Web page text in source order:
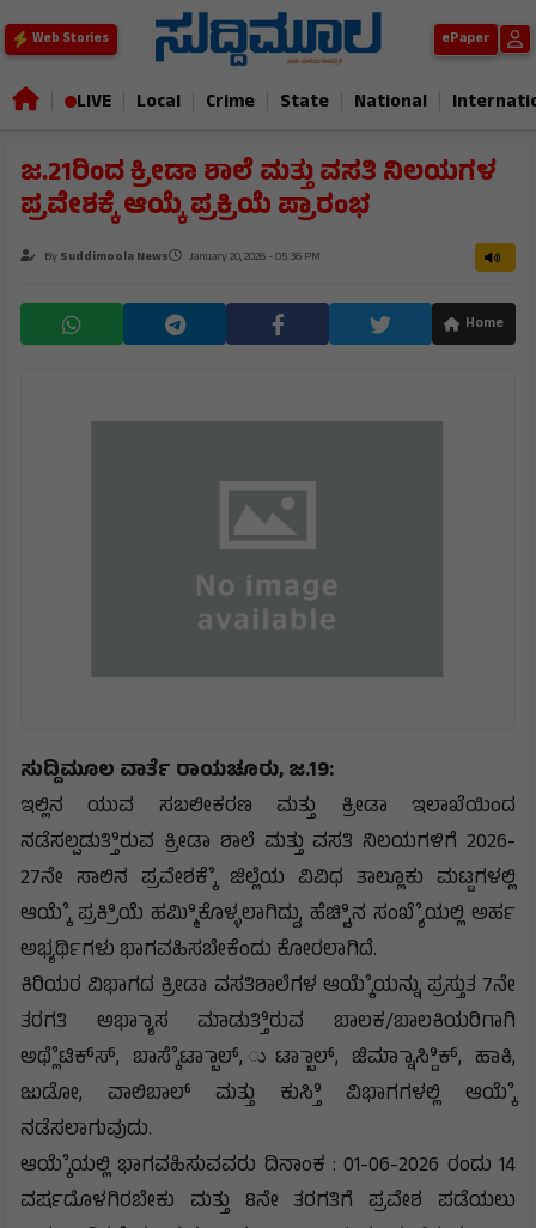
Web Stories ePaper
LIVE Local Crime State National
ಜ.21ರಿಂದ ಕ್ರೀಡಾ ಶಾಲೆ ಮತ್ತು ವಸತಿ ನಿಲಯಗಳ
ಪ್ರವೇಶಕ್ಕೆ ಆಯ್ಕೆ ಪ್ರಕ್ರಿಯೆ ಪ್ರಾರಂಭ
BySuddimoola News January 20, 2026 - 05:36 PM
Home
ಸುದ್ದಿಮೂಲ ವಾರ್ತೆ ರಾಯಚೂರು, ಜ.19:
ಇಲ್ಲಿನ ಯುವ ಸಬಲೀಕರಣ ಮತ್ತು ಕ್ರೀಡಾ ಇಲಾಖೆಯಿಂದ
ನಡೆಸಲ್ಪಡುತ್ತಿಿರುವ ಕ್ರೀಡಾ ಶಾಲೆ ಮತ್ತು ವಸತಿ ನಿಲಯಗಳಿಗೆ 2026-
27ನೇ ಸಾಲಿನ ಪ್ರವೇಶಕ್ಕೆೆ ಜಿಲ್ಲೆಯ ವಿವಿಧ ತಾಲ್ಲೂಕು ಮಟ್ಟಗಳಲ್ಲಿ
ಆಯ್ಕೆೆ ಪ್ರಕ್ರಿಿಯೆ ಹಮ್ಮಿಿಕೊಳ್ಳಲಾಗಿದ್ದು, ಹೆಚ್ಚಿಿನ ಸಂಖ್ಯೆೆಯಲ್ಲಿ ಅರ್ಹ
ಅಭ್ಯರ್ಥಿಗಳು ಭಾಗವಹಿಸಬೇಕೆಂದು ಕೋರಲಾಗಿದೆ.
ಕಿರಿಯರ ವಿಭಾಗದ ಕ್ರೀಡಾ ವಸತಿಶಾಲೆಗಳ ಆಯ್ಕೆೆಯನ್ನು ಪ್ರಸ್ತುತ 7ನೇ
ತರಗತಿ ಅಭ್ಯಾಾಸ ಮಾಡುತ್ತಿಿರುವ ಬಾಲಕ/ಬಾಲಕಿಯರಿಗಾಗಿ
ಅಥ್ಲೆೆಟಿಕ್‌ಸ್‌, ಬಾಸ್ಕೆೆಟ್ಬಾಾಲ್, ುಟ್ಬಾಾಲ್, ಜಿಮ್ನಾಾಸ್ಟಿಿಕ್, ಹಾಕಿ,
ಜುಡೋ, ವಾಲಿಬಾಲ್ ಮತ್ತು ಕುಸ್ತಿಿ ವಿಭಾಗಗಳಲ್ಲಿ ಆಯ್ಕೆೆ
ನಡೆಸಲಾಗುವುದು.
ಆಯ್ಕೆೆಯಲ್ಲಿ ಭಾಗವಹಿಸುವವರು ದಿನಾಂಕ : 01-06-2026 ರಂದು 14
ವರ್ಷದೊಳಗಿರಬೇಕು ಮತ್ತು 8ನೇ ತರಗತಿಗೆ ಪ್ರವೇಶ ಪಡೆಯಲು